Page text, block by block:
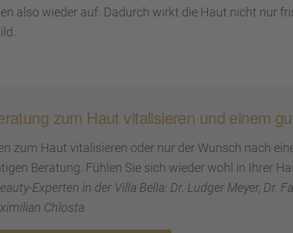
also wieder auf. Dadurch wirkt die Haut nicht nur
zum Haut vitali­sie­ren und einem
zum Haut vitali­sie­ren oder nur der Wunsch nach
Beratung. Fühlen Sie sich wieder wohl in Ihrer
Exper­ten in der Villa Bella: Dr. Ludger Meyer, Dr.
Chlosta